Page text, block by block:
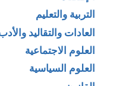
التربية والتعليم
العادات والتقاليد
العلوم الاجتماعية
العلوم السياسية